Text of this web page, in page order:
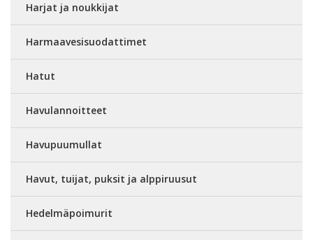
Harjat ja noukkijat
Harmaavesisuodattimet
Hatut
Havulannoitteet
Havupuumullat
Havut, tuijat, puksit ja alppiruusut
Hedelmäpoimurit